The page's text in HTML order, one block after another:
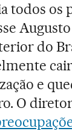
todos os
do
e
O